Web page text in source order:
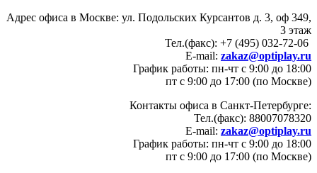
Адрес офиса в Москве: ул. Подольских Курсантов д. 3, оф 349,
3 этаж
Тел.(факс): +7 (495) 032-72-06
E-mail: zakaz@optiplay.ru
График работы: пн-чт с 9:00 до 18:00
пт с 9:00 до 17:00 (по Москве)
Контакты офиса в Санкт-Петербурге:
Тел.(факс): 88007078320
E-mail: zakaz@optiplay.ru
График работы: пн-чт с 9:00 до 18:00
пт с 9:00 до 17:00 (по Москве)